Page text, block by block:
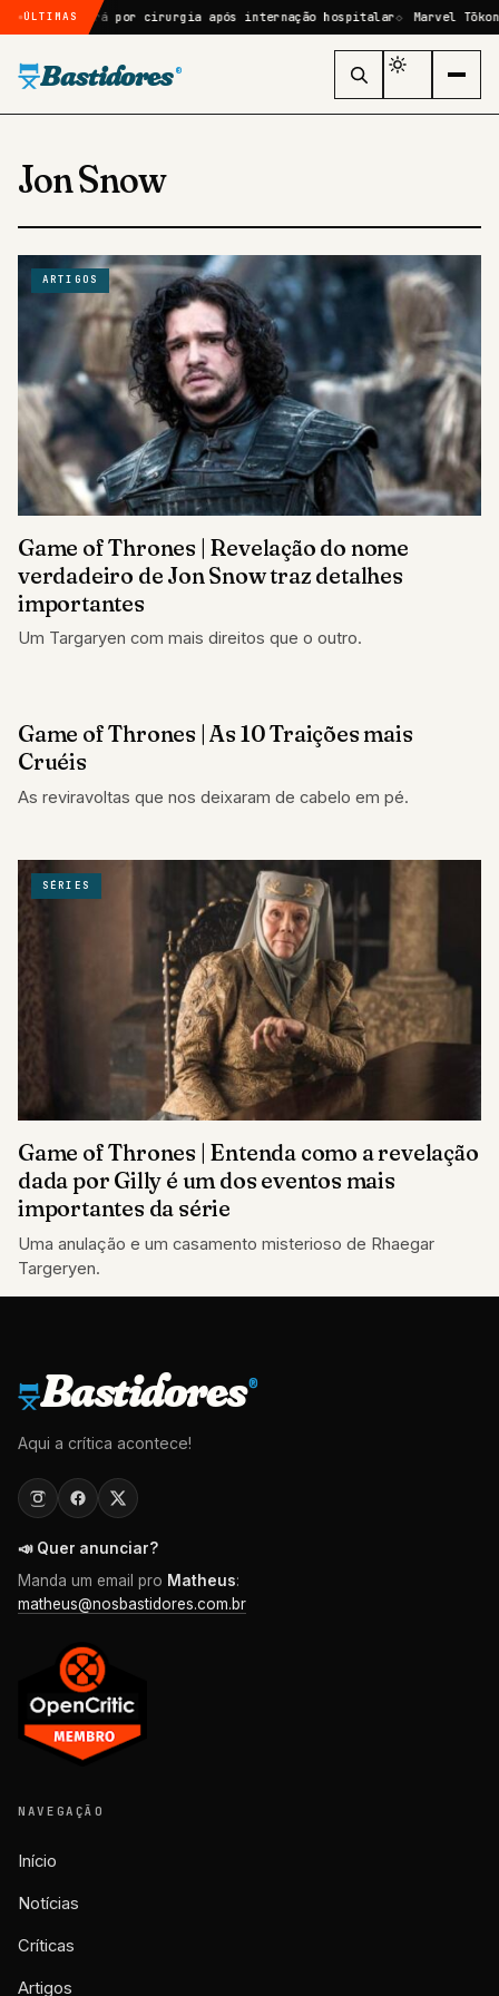
ÚLTIMAS
ele passará por cirurgia após internação hospitalar Marvel Tōkon:
Bastidores ®
Jon Snow
ARTIGOS
Game of Thrones | Revelação do nome
verdadeiro de Jon Snow traz detalhes
importantes
Um Targaryen com mais direitos que o outro.
Game of Thrones | As 10 Traições mais
Cruéis
As reviravoltas que nos deixaram de cabelo em pé.
SÉRIES
Game of Thrones | Entenda como a revelação
dada por Gilly é um dos eventos mais
importantes da série
Uma anulação e um casamento misterioso de Rhaegar
Targeryen.
Bastidores®
Aqui a crítica acontece!
📣 Quer anunciar?
Manda um email pro Matheus:
matheus@nosbastidores.com.br
NAVEGAÇÃO
Início
Notícias
Críticas
Artigos